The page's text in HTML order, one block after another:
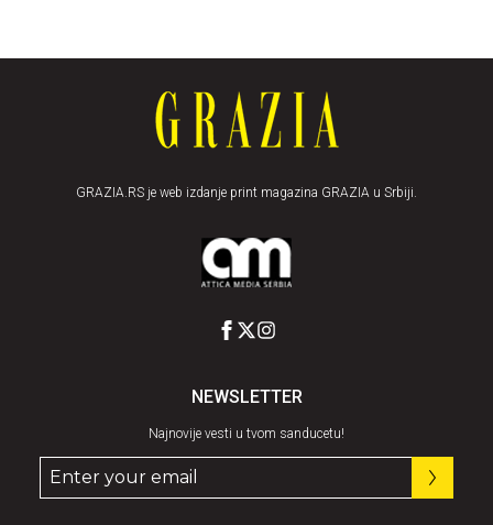
GRAZIA.RS je web izdanje print magazina GRAZIA u Srbiji.
NEWSLETTER
Najnovije vesti u tvom sanducetu!